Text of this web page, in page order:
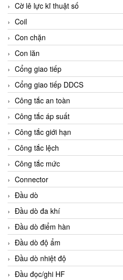
Cờ lê lực kĩ thuật số
Coil
Con chặn
Con lăn
Cổng giao tiếp
Cổng giao tiếp DDCS
Công tắc an toàn
Công tắc áp suất
Công tắc giới hạn
Công tắc lệch
Công tắc mức
Connector
Đầu dò
Đầu dò đa khí
Đầu dò điểm hàn
Đầu dò độ ẩm
Đầu dò nhiệt độ
Đầu đọc/ghi HF